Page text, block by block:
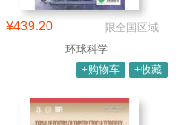
¥439.20
限全国区域
环球科学
+购物车
+收藏